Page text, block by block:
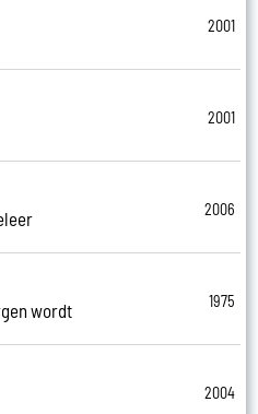
2001
2001
2006
wordt
1975
2004